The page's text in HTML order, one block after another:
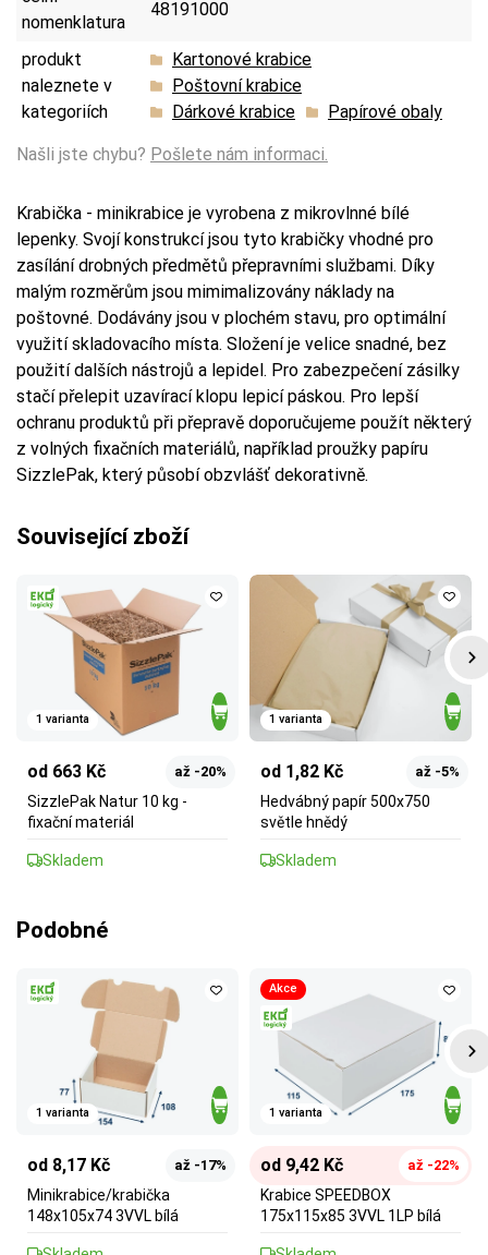
nomenklatura
48191000
produkt
naleznete v
kategoriích
Kartonové krabice
Poštovní krabice
Dárkové krabice
Papírové obaly
Našli jste chybu? Pošlete nám informaci.
Krabička - minikrabice je vyrobena z mikrovlnné bílé
lepenky. Svojí konstrukcí jsou tyto krabičky vhodné pro
zasílání drobných předmětů přepravními službami. Díky
malým rozměrům jsou mimimalizovány náklady na
poštovné. Dodávány jsou v plochém stavu, pro optimální
využití skladovacího místa. Složení je velice snadné, bez
použití dalších nástrojů a lepidel. Pro zabezpečení zásilky
stačí přelepit uzavírací klopu lepicí páskou. Pro lepší
ochranu produktů při přepravě doporučujeme použít některý
z volných fixačních materiálů, například proužky papíru
SizzlePak, který působí obzvlášť dekorativně.
Související zboží
1 varianta
od 663 Kč až -20%
SizzlePak Natur 10 kg -
fixační materiál
Skladem
1 varianta
od 1,82 Kč až -5%
Hedvábný papír 500x750
světle hnědý
Skladem
Podobné
1 varianta
od 8,17 Kč až -17%
Minikrabice/krabička
148x105x74 3VVL bílá
Akce
1 varianta
od 9,42 Kč až -22%
Krabice SPEEDBOX
175x115x85 3VVL 1LP bílá